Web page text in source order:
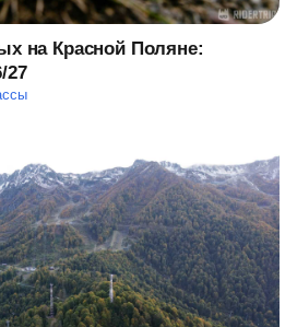
на Красной Поляне:
27